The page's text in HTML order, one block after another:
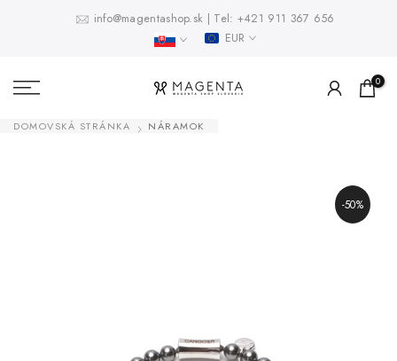
info@magentashop.sk | Tel: +421 911 367 656
EUR
0
DOMOVSKÁ STRÁNKA NÁRAMOK
-50%